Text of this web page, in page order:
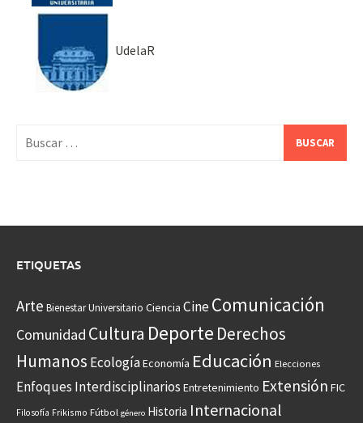
UdelaR
ETIQUETAS
Arte Bienestar Universitario Ciencia CineComunicación
Comunidad Cultura Deporte Derechos
Humanos EcologíaEconomía Educación Elecciones
Enfoques Interdisciplinarios Entretenimiento Extensión FIC
Filosofía Frikismo Fútbol género Historia Internacional